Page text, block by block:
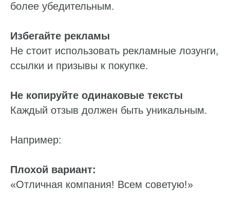
более убедительным.
Избегайте рекламы
Не стоит использовать рекламные лозунги,
ссылки и призывы к покупке.
Не копируйте одинаковые тексты
Каждый отзыв должен быть уникальным.
Например:
Плохой вариант:
«Отличная компания! Всем советую!»